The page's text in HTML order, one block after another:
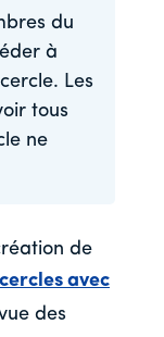
du
à
Les
tous
ne
de
avec
des